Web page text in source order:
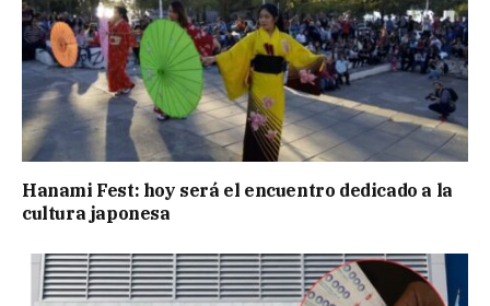
Hanami Fest: hoy será el encuentro dedicado a la
cultura japonesa